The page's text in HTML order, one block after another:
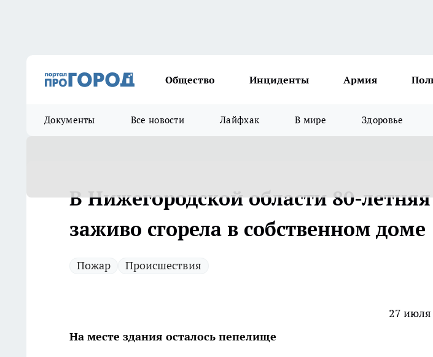
Общество Инциденты Армия
Документы Все новости Лайфхак В мире Здоровье
В Нижегородской области 80-
заживо сгорела в собственном доме
Пожар Происшествия
27 июля
На месте здания осталось пепелище